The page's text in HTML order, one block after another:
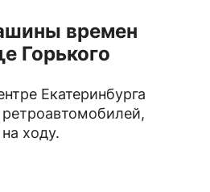
времен
Горького
Екатеринбурга
ходу.